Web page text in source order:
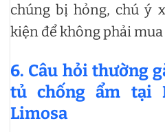
chúng bị hỏng, chú ý
kiện để không phải
6. Câu hỏi thường
tủ chống ẩm tại
Limosa